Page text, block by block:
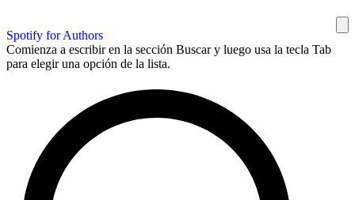
Spotify for Authors
Comienza a escribir en la sección Buscar y luego usa la tecla Tab
para elegir una opción de la lista.